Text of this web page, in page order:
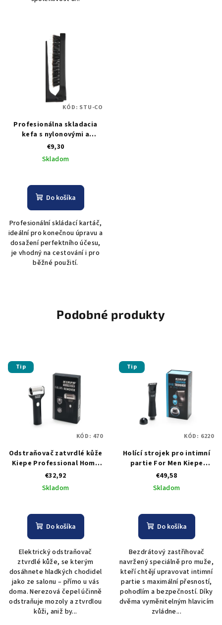
Profesionálna skladacia
kefa s nylonovými a
kančími štetinami Olivia
Garden Style-Up Mixed
Boar & Nylon čierna
€9,30
Skladom
Do košíka
Profesionální skládací kartáč,
ideální pro konečnou úpravu a
dosažení perfektního účesu,
je vhodný na cestování i pro
běžné použití.
KÓD: STU-CO
Podobné produkty
Tip
Odstraňovač zatvrdlé kůže
Kiepe Professional Home
Precision Callus Remover
€32,92
Skladom
Do košíka
Elektrický odstraňovač
ztvrdlé kůže, se kterým
dosáhnete hladkých chodidel
jako ze salonu – přímo u vás
doma. Nerezová čepel účinně
odstraňuje mozoly a ztvrdlou
kůži, aniž by...
KÓD: 470
Tip
Holící strojek pro intimní
partie For Men Kiepe
Professional Home
Precision Trimmer For
Body Intimate
€49,58
Skladom
Do košíka
Bezdrátový zastřihovač
navržený speciálně pro muže,
kteří chtějí upravovat intimní
partie s maximální přesností,
pohodlím a bezpečností. Díky
dvěma vyměnitelným hlavicím
zvládne...
KÓD: 6220